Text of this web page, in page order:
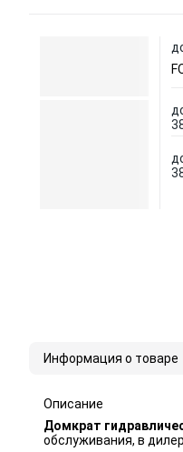
Информация о товаре
Описание
Домкрат
обслуживания, в